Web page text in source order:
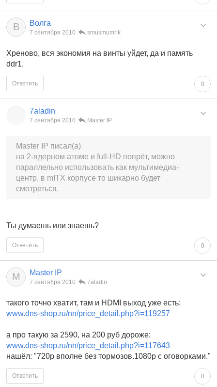
В Волга
7 сентября 2010 smusmumrik
Хреново, вся экономия на винты уйдет, да и память
ddr1.
0
Ответить
7aladin
7 сентября 2010 Master IP
Master IP писал(а)
на 2-ядерном атоме и full-HD попрёт, можно
параллельно использовать как мультимедиа-
центр, в mITX корпусе то шикарно будет
смотреться.
Ты думаешь или знаешь?
0
Ответить
M Master IP
7 сентября 2010 7aladin
такого точно хватит, там и HDMI выход уже есть:
www.dns-shop.ru/nn/price_detail.php?i=119257
а про такую за 2590, на 200 руб дороже:
www.dns-shop.ru/nn/price_detail.php?i=117643
нашёл: "720p вполне без тормозов.1080p с оговорками."
0
Ответить